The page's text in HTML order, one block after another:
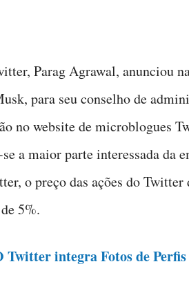
Parag Agrawal, anunciou
para seu conselho de
no website de microblogues
a maior parte interessada da
o preço das ações do
5%.
Twitter integra Fotos de